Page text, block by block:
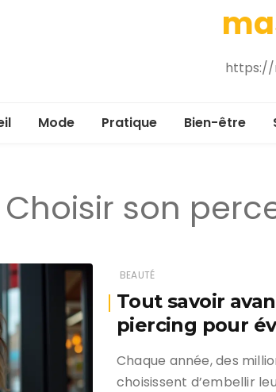
https://
Mode Pratique Bien-être
Choisir son
BEAUTÉ
Tout savoir
piercing pour
Chaque année, des
choisissent d’embellir